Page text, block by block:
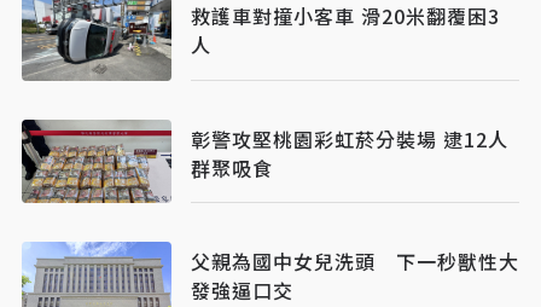
救護車對撞小客車 滑20米翻覆困3
人
彰警攻堅桃園彩虹菸分裝場 逮12人
群聚吸食
父親為國中女兒洗頭 下一秒獸性大
發強逼口交